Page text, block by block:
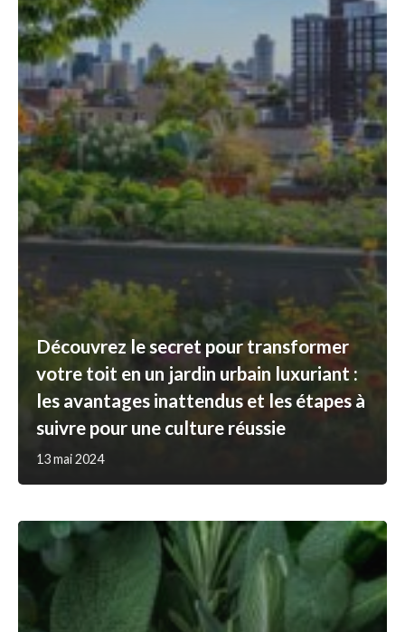
Découvrez le secret pour transformer
votre toit en un jardin urbain luxuriant :
les avantages inattendus et les étapes à
suivre pour une culture réussie
13 mai 2024